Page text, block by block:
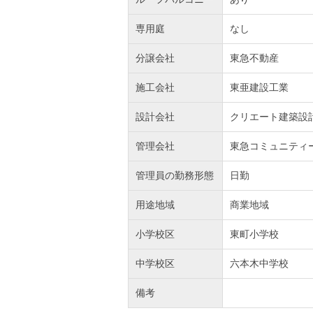
専用庭 なし
分譲会社 東急不動産
施工会社 東亜建設工業
設計会社 クリエート建築設
管理会社 東急コミュニティ
管理員の勤務形態 日勤
用途地域 商業地域
小学校区 東町小学校
中学校区 六本木中学校
備考